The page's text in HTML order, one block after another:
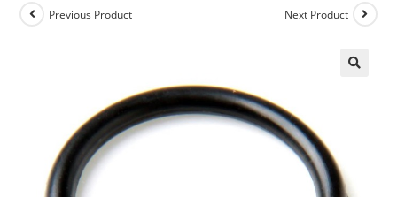
Previous Product Next Product